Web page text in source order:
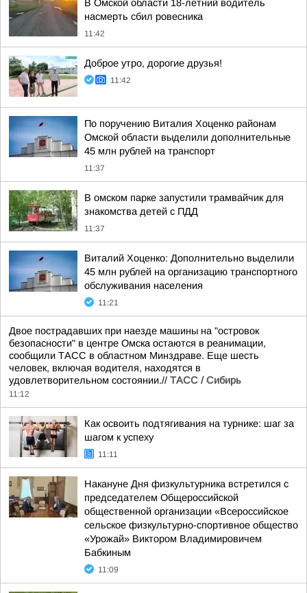
В Омской области 18-летний водитель
насмерть сбил ровесника
11:42
Доброе утро, дорогие друзья!
11:42
По поручению Виталия Хоценко районам
Омской области выделили дополнительные
45 млн рублей на транспорт
11:37
В омском парке запустили трамвайчик для
знакомства детей с ПДД
11:37
Виталий Хоценко: Дополнительно выделили
45 млн рублей на организацию транспортного
обслуживания населения
11:21
Двое пострадавших при наезде машины на "островок
безопасности" в центре Омска остаются в реанимации,
сообщили ТАСС в областном Минздраве. Еще шесть
человек, включая водителя, находятся в
удовлетворительном состоянии.// ТАСС / Сибирь
11:12
Как освоить подтягивания на турнике: шаг за
шагом к успеху
11:11
Накануне Дня физкультурника встретился с
председателем Общероссийской
общественной организации «Всероссийское
сельское физкультурно-спортивное общество
«Урожай» Виктором Владимировичем
Бабкиным
11:09